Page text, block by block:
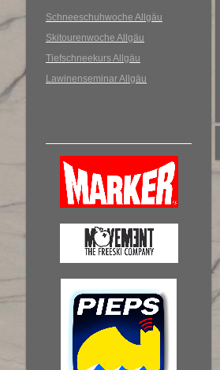
Schneeschuhwoche Allgäu
Skitourenwoche Allgäu
Tiefschneekurs Allgäu
Lawinenseminar Allgäu